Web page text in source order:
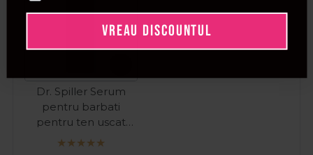
Dr. Spiller Serum
pentru barbati
pentru ten uscat
Vitamin Booster
VREAU DISCOUNTUL